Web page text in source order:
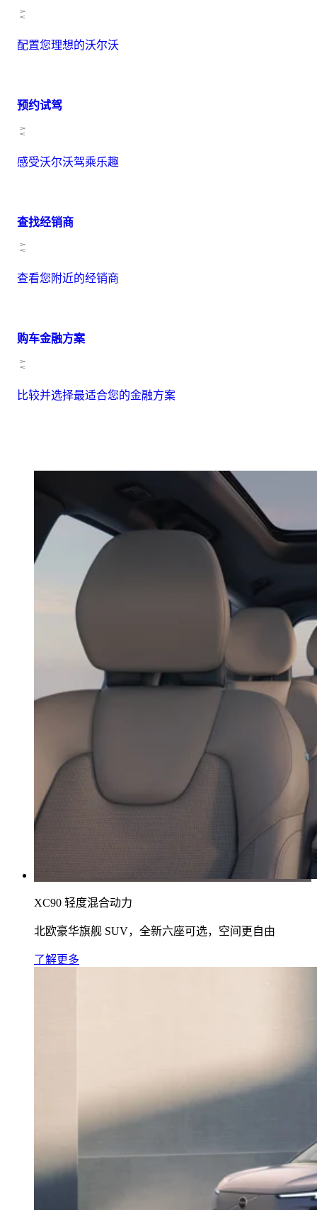
配置您理想的沃尔沃
预约试驾
感受沃尔沃驾乘乐趣
查找经销商
查看您附近的经销商
购车金融方案
比较并选择最适合您的金融方案
XC90 轻度混合动力
北欧豪华旗舰 SUV，全新六座可选，空间更自由
了解更多